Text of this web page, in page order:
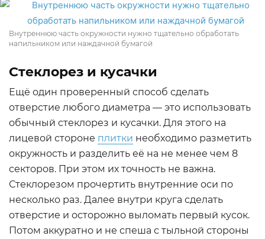
Внутреннюю часть окружности нужно тщательно обработать
напильником или наждачной бумагой
Стеклорез и кусачки
Ещё один проверенный способ сделать
отверстие любого диаметра — это использовать
обычный стеклорез и кусачки. Для этого на
лицевой стороне плитки необходимо разметить
окружность и разделить её на не менее чем 8
секторов. При этом их точность не важна.
Стеклорезом прочертить внутренние оси по
несколько раз. Далее внутри круга сделать
отверстие и осторожно выломать первый кусок.
Потом аккуратно и не спеша с тыльной стороны